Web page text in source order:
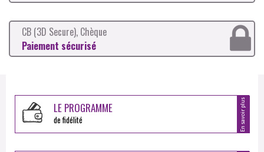
CB (3D Secure), Chèque
Paiement sécurisé
LE PROGRAMME
de fidélité En savoir plus